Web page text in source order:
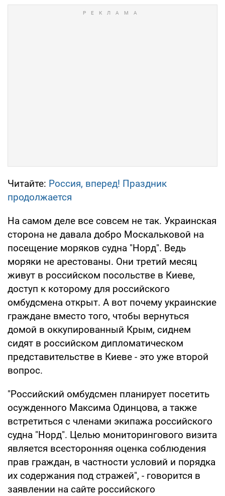
Читайте: Россия, вперед! Праздник
продолжается
На самом деле все совсем не так. Украинская
сторона не давала добро Москальковой на
посещение моряков судна "Норд". Ведь
моряки не арестованы. Они третий месяц
живут в российском посольстве в Киеве,
доступ к которому для российского
омбудсмена открыт. А вот почему украинские
граждане вместо того, чтобы вернуться
домой в оккупированный Крым, сиднем
сидят в российском дипломатическом
представительстве в Киеве - это уже второй
вопрос.
"Российский омбудсмен планирует посетить
осужденного Максима Одинцова, а также
встретиться с членами экипажа российского
судна "Норд". Целью мониторингового визита
является всесторонняя оценка соблюдения
прав граждан, в частности условий и порядка
их содержания под стражей", - говорится в
заявлении на сайте российского